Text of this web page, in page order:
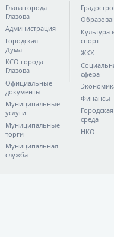
Глава города
Глазова
Администрация
Городская
Дума
КСО города
Глазова
Официальные
документы
Муниципальные
услуги
Муниципальные
торги
Муниципальная
служба
Культура
спорт
ЖКХ
сфера
Финансы
Городская
среда
НКО